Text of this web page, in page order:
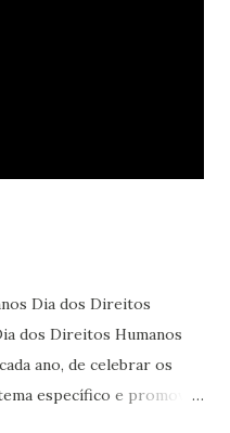
Dia dos Direitos
dos Direitos Humanos
ano, de celebrar os
específico e promover